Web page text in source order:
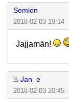
Semlon
2018-02-03 19:14
Jajjamän!
Jan_e
2018-02-03 20:45